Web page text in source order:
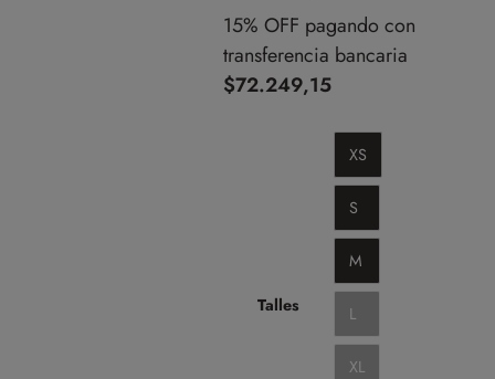
15% OFF pagando con
transferencia bancaria
$72.249,15
Talles
XS
S
M
L
XL